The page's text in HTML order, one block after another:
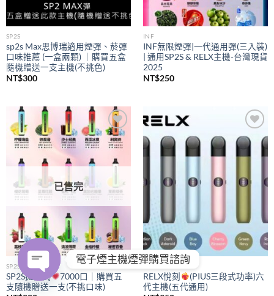
SP2S
sp2s Max思博瑞適用煙彈、菸彈
口味推薦 (一盒兩顆) ｜購買五盒
隨機贈送一支主機(不挑色)
NT$300
INF
INF無限煙彈|一代通用彈(三入裝)
| 通用SP2S & RELX主機-台灣現貨
2025
NT$250
Add to
wishlist
已售完
SP2S
SP2S拋棄式
7000口｜購買五
支隨機贈送一支(不挑口味)
Add to
wishlist
RELX
RELX悅刻
(PIUS三段式功率)六
代主機(五代通用)
電子煙主機煙彈購買諮詢
OPEN